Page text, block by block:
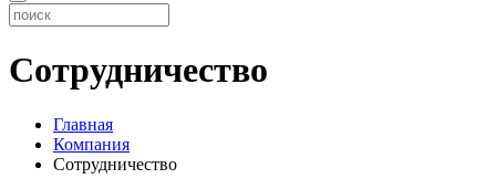
Сотрудничество
Главная
Компания
Сотрудничество